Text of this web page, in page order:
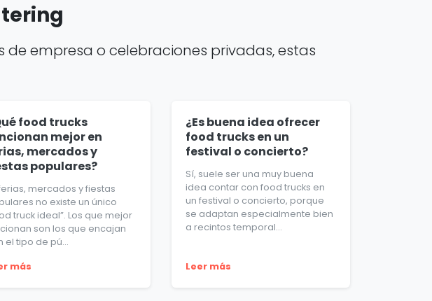
empresa o celebraciones privadas, estas
food trucks
mejor en
mercados y
populares?
mercados y fiestas
no existe un único
truck ideal”. Los que mejor
son los que encajan
el tipo de pú...
más
¿Es buena idea ofrecer
food trucks en un
festival o concierto?
Sí, suele ser una muy buena
idea contar con food trucks en
un festival o concierto, porque
se adaptan especialmente bien
a recintos temporal...
Leer más